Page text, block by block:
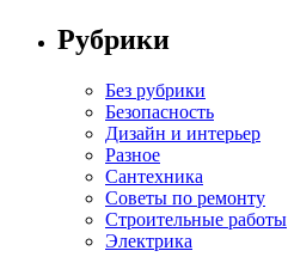
Рубрики
Без рубрики
Безопасность
Дизайн и интерьер
Разное
Сантехника
Советы по ремонту
Строительные работы
Электрика